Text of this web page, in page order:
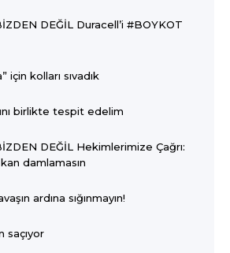
DEĞİL Duracell’i #BOYKOT
için kolları sıvadık
birlikte tespit edelim
DEĞİL Hekimlerimize Çağrı:
damlamasın
ardına sığınmayın!
saçıyor